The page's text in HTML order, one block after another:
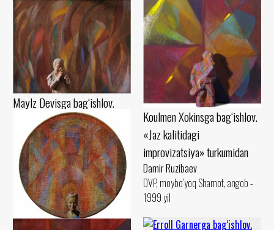
Koulmen Xokinsga bag‘ishlov.
«Jaz kalitidagi
improvizatsiya» turkumidan
Damir Ruzibaev
DVP, moybo‘yoq Shamot, angob -
1999 yil
Maylz Devisga bag‘ishlov.
«Jaz kalitidagi
improvizatsiya» turkumidan
Damir Ruzibaev
Karton, pastel Shamot, guash -
1990 yil